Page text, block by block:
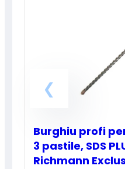
Burghiu profi
3 pastile, SDS
Richmann